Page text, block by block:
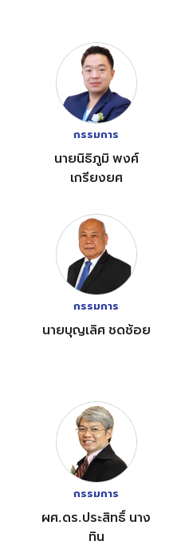
กรรมการ
นายนิธิภูมิ พงศ์
เกรียงยศ
กรรมการ
นายบุญเลิศ ชดช้อย
กรรมการ
ผศ.ดร.ประสิทธิ์ นาง
ทิน